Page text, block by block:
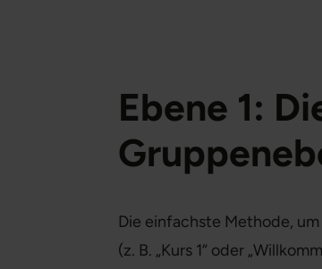
Ebene 1:
Die einfachste Methode,
(z. B. „Kurs 1“ oder